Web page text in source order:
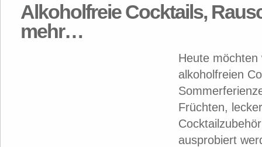
Alkoholfreie Cocktails,
mehr…
Heute
alkoholfreien
Früchten,
ausprobiert